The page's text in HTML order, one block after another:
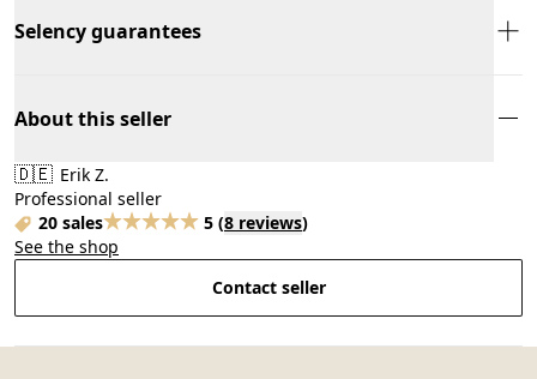
Selency guarantees
About this seller
🇩🇪 Erik Z.
Professional seller
20 sales
5 (8 reviews)
See the shop
Contact seller